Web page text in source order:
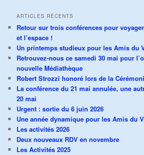
ARTICLES RÉCENTS
Retour sur trois conférences pour
et l’espace !
Un printemps studieux pour les Amis du
Retrouvez-nous ce samedi 30 mai pour
nouvelle Médiathèque
Robert Strozzi honoré lors de la
La conférence du 21 mai annulée, une
20 mai
Urgent : sortie du 6 juin 2026
Une année dynamique pour les Amis du
Les activités 2026
Deux nouveaux RDV en novembre
Les Activités 2025